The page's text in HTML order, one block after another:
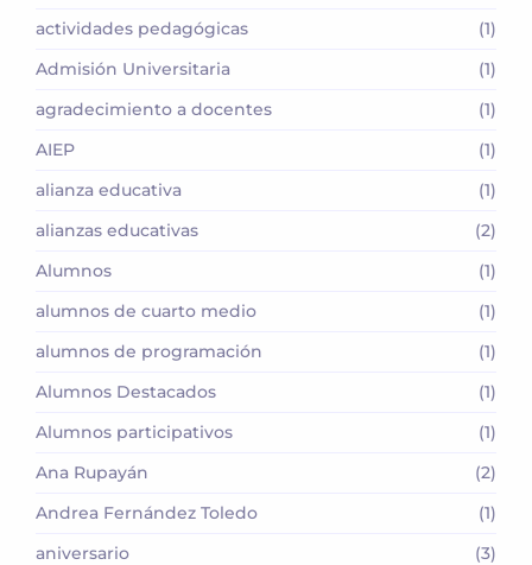
actividades pedagógicas
(1)
Admisión Universitaria
(1)
agradecimiento a docentes
(1)
AIEP
(1)
alianza educativa
(1)
alianzas educativas
(2)
Alumnos
(1)
alumnos de cuarto medio
(1)
alumnos de programación
(1)
Alumnos Destacados
(1)
Alumnos participativos
(1)
Ana Rupayán
(2)
Andrea Fernández Toledo
(1)
aniversario
(3)